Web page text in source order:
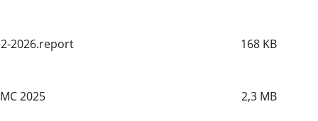
2026.report 168 KB
2025 2,3 MB